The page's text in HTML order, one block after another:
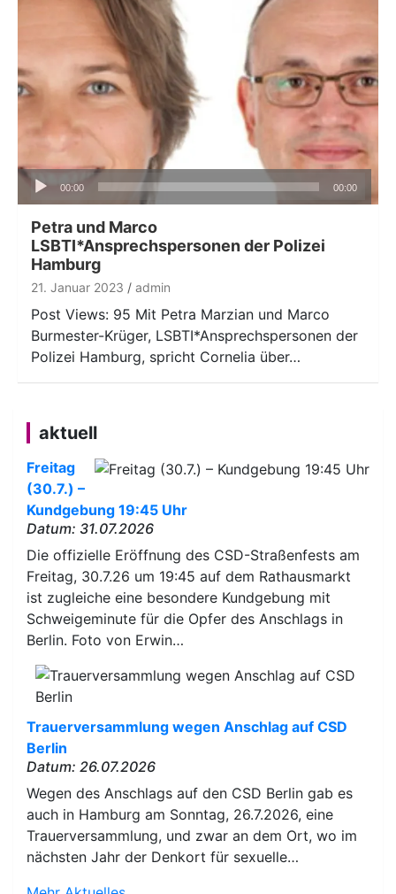
Audio-
Player
00:00 00:00
Petra und Marco
LSBTI*Ansprechspersonen der Polizei
Hamburg
21. Januar 2023 admin
Post Views: 95 Mit Petra Marzian und Marco
Burmester-Krüger, LSBTI*Ansprechspersonen der
Polizei Hamburg, spricht Cornelia über…
aktuell
Freitag
(30.7.) –
Kundgebung 19:45 Uhr
Datum: 31.07.2026
Die offizielle Eröffnung des CSD-Straßenfests am
Freitag, 30.7.26 um 19:45 auf dem Rathausmarkt
ist zugleiche eine besondere Kundgebung mit
Schweigeminute für die Opfer des Anschlags in
Berlin. Foto von Erwin…
Trauerversammlung wegen Anschlag auf CSD
Berlin
Datum: 26.07.2026
Wegen des Anschlags auf den CSD Berlin gab es
auch in Hamburg am Sonntag, 26.7.2026, eine
Trauerversammlung, und zwar an dem Ort, wo im
nächsten Jahr der Denkort für sexuelle…